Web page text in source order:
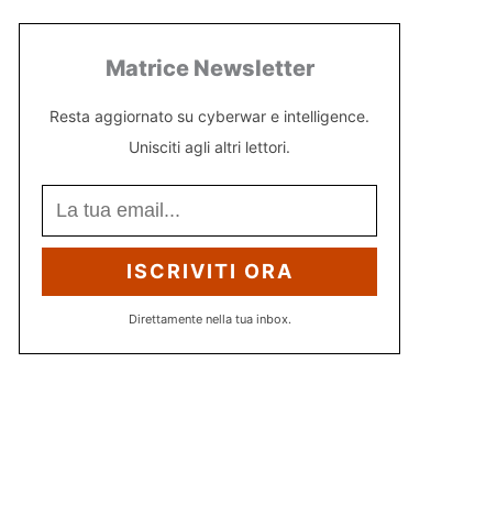
Matrice Newsletter
Resta aggiornato su cyberwar e intelligence.
Unisciti agli altri lettori.
ISCRIVITI ORA
Direttamente nella tua inbox.